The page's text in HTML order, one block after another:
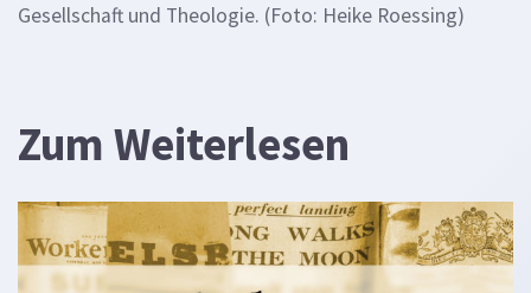
Gesellschaft und Theologie. (Foto: Heike Roessing)
Zum Weiterlesen